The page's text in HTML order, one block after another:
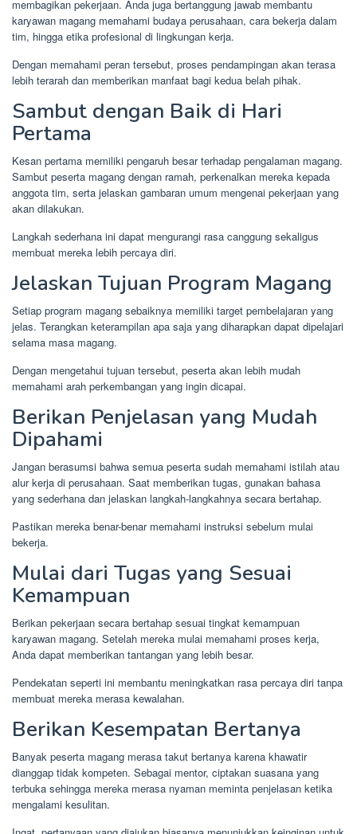
membagikan pekerjaan. Anda juga bertanggung jawab membantu
karyawan magang memahami budaya perusahaan, cara bekerja dalam
tim, hingga etika profesional di lingkungan kerja.
Dengan memahami peran tersebut, proses pendampingan akan terasa
lebih terarah dan memberikan manfaat bagi kedua belah pihak.
Sambut dengan Baik di Hari
Pertama
Kesan pertama memiliki pengaruh besar terhadap pengalaman magang.
Sambut peserta magang dengan ramah, perkenalkan mereka kepada
anggota tim, serta jelaskan gambaran umum mengenai pekerjaan yang
akan dilakukan.
Langkah sederhana ini dapat mengurangi rasa canggung sekaligus
membuat mereka lebih percaya diri.
Jelaskan Tujuan Program Magang
Setiap program magang sebaiknya memiliki target pembelajaran yang
jelas. Terangkan keterampilan apa saja yang diharapkan dapat dipelajari
selama masa magang.
Dengan mengetahui tujuan tersebut, peserta akan lebih mudah
memahami arah perkembangan yang ingin dicapai.
Berikan Penjelasan yang Mudah
Dipahami
Jangan berasumsi bahwa semua peserta sudah memahami istilah atau
alur kerja di perusahaan. Saat memberikan tugas, gunakan bahasa
yang sederhana dan jelaskan langkah-langkahnya secara bertahap.
Pastikan mereka benar-benar memahami instruksi sebelum mulai
bekerja.
Mulai dari Tugas yang Sesuai
Kemampuan
Berikan pekerjaan secara bertahap sesuai tingkat kemampuan
karyawan magang. Setelah mereka mulai memahami proses kerja,
Anda dapat memberikan tantangan yang lebih besar.
Pendekatan seperti ini membantu meningkatkan rasa percaya diri tanpa
membuat mereka merasa kewalahan.
Berikan Kesempatan Bertanya
Banyak peserta magang merasa takut bertanya karena khawatir
dianggap tidak kompeten. Sebagai mentor, ciptakan suasana yang
terbuka sehingga mereka merasa nyaman meminta penjelasan ketika
mengalami kesulitan.